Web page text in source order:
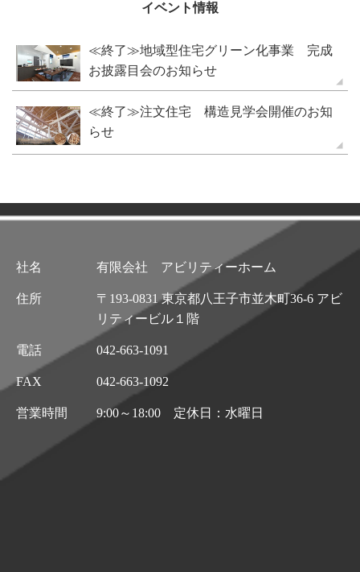
イベント情報
≪終了≫地域型住宅グリーン化事業 完成
お披露目会のお知らせ
≪終了≫注文住宅 構造見学会開催のお知
らせ
社名 有限会社 アビリティーホーム
住所
〒193-0831 東京都八王子市並木町36-6 アビ
リティービル１階
電話 042-663-1091
FAX 042-663-1092
営業時間 9:00～18:00 定休日：水曜日